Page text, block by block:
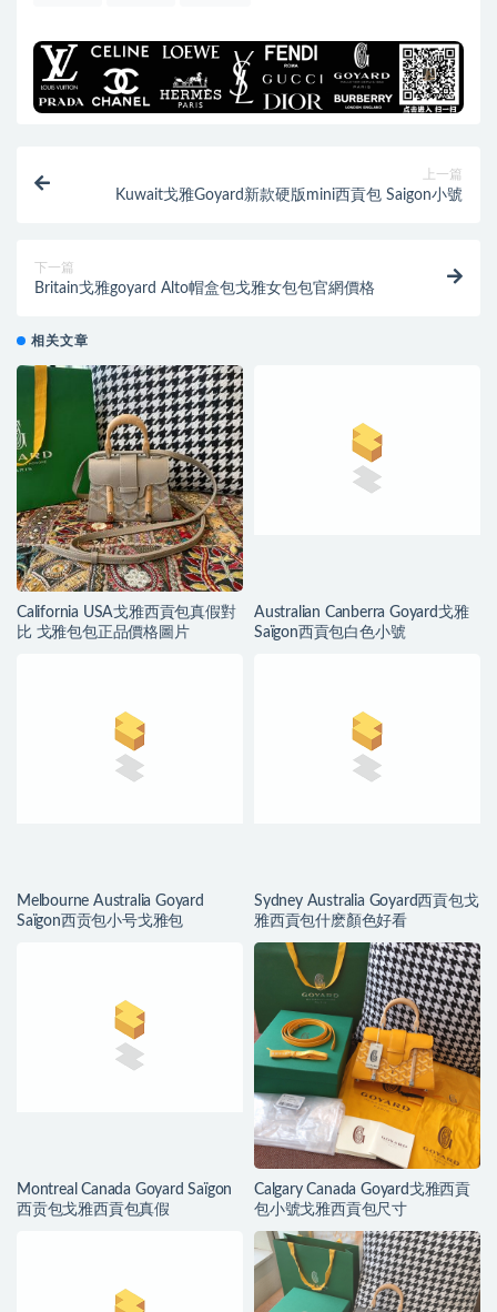
上一篇
Kuwait戈雅Goyard新款硬版mini西貢包 Saigon小號
下一篇
Britain戈雅goyard Alto帽盒包戈雅女包包官網價格
相关文章
California USA戈雅西貢包真假對
比 戈雅包包正品價格圖片
Australian Canberra Goyard戈雅
Saïgon西貢包白色小號
Melbourne Australia Goyard
Saïgon西贡包小号戈雅包
Sydney Australia Goyard西貢包戈
雅西貢包什麽顏色好看
Montreal Canada Goyard Saïgon
西贡包戈雅西貢包真假
Calgary Canada Goyard戈雅西貢
包小號戈雅西貢包尺寸